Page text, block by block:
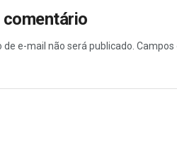
comentário
de e-mail não será publicado.